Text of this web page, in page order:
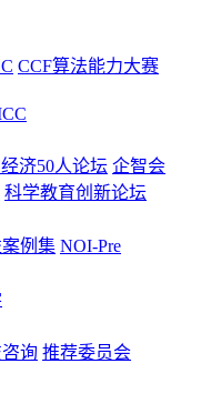
CCF算法能力大赛
济50人论坛 企智会
科学教育创新论坛
例集 NOI-Pre
询 推荐委员会